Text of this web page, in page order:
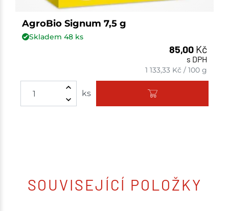
AgroBio Signum 7,5 g
Skladem 48ks
85,00 Kč
s DPH
1 133,33 Kč /100 g
ks
SOUVISEJÍCÍ POLOŽKY